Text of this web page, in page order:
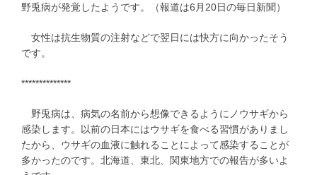
野兎病が発覚したようです。（報道は6月20日の毎日新聞）
女性は抗生物質の注射などで翌日には快方に向かったそう
です。
**************
野兎病は、病気の名前から想像できるようにノウサギから
感染します。以前の日本にはウサギを食べる習慣がありまし
たから、ウサギの血液に触れることによって感染することが
多かったのです。北海道、東北、関東地方での報告が多いよ